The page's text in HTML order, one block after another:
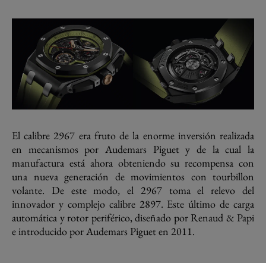
El calibre 2967 era fruto de la enorme inversión realizada
en mecanismos por Audemars Piguet y de la cual la
manufactura está ahora obteniendo su recompensa con
una nueva generación de movimientos con tourbillon
volante. De este modo, el 2967 toma el relevo del
innovador y complejo calibre 2897. Este último de carga
automática y rotor periférico, diseñado por Renaud & Papi
e introducido por Audemars Piguet en 2011.